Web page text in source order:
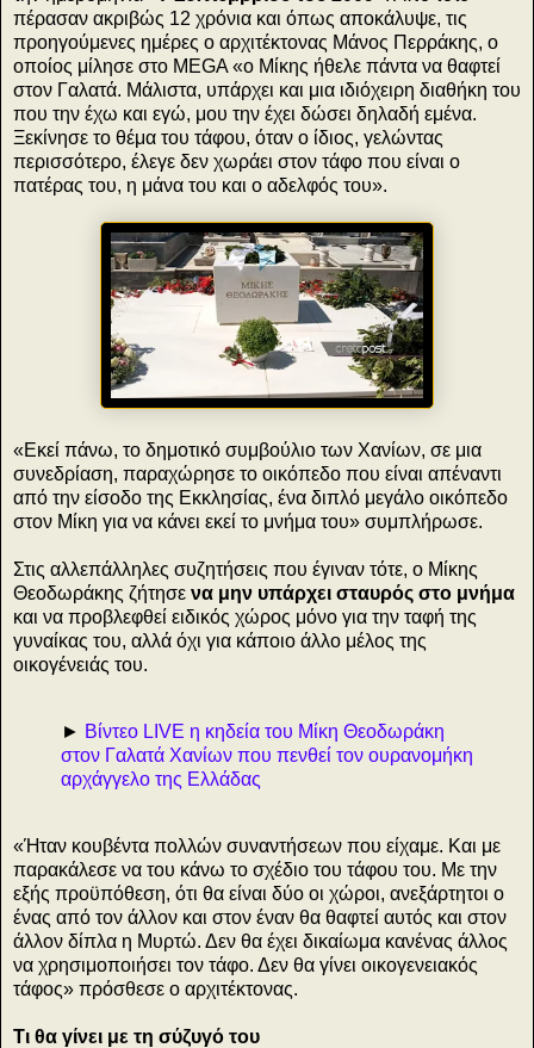
πέρασαν ακριβώς 12 χρόνια και όπως αποκάλυψε, τις
προηγούμενες ημέρες ο αρχιτέκτονας Μάνος Περράκης, ο
οποίος μίλησε στο MEGA «ο Μίκης ήθελε πάντα να θαφτεί
στον Γαλατά. Μάλιστα, υπάρχει και μια ιδιόχειρη διαθήκη του
που την έχω και εγώ, μου την έχει δώσει δηλαδή εμένα.
Ξεκίνησε το θέμα του τάφου, όταν ο ίδιος, γελώντας
περισσότερο, έλεγε δεν χωράει στον τάφο που είναι ο
πατέρας του, η μάνα του και ο αδελφός του».
«Εκεί πάνω, το δημοτικό συμβούλιο των Χανίων, σε μια
συνεδρίαση, παραχώρησε το οικόπεδο που είναι απέναντι
από την είσοδο της Εκκλησίας, ένα διπλό μεγάλο οικόπεδο
στον Μίκη για να κάνει εκεί το μνήμα του» συμπλήρωσε.
Στις αλλεπάλληλες συζητήσεις που έγιναν τότε, ο Μίκης
Θεοδωράκης ζήτησε να μην υπάρχει σταυρός στο μνήμα
και να προβλεφθεί ειδικός χώρος μόνο για την ταφή της
γυναίκας του, αλλά όχι για κάποιο άλλο μέλος της
οικογένειάς του.
► Βίντεο LIVE η κηδεία του Μίκη Θεοδωράκη
στον Γαλατά Χανίων που πενθεί τον ουρανομήκη
αρχάγγελο της Ελλάδας
«Ήταν κουβέντα πολλών συναντήσεων που είχαμε. Και με
παρακάλεσε να του κάνω το σχέδιο του τάφου του. Με την
εξής προϋπόθεση, ότι θα είναι δύο οι χώροι, ανεξάρτητοι ο
ένας από τον άλλον και στον έναν θα θαφτεί αυτός και στον
άλλον δίπλα η Μυρτώ. Δεν θα έχει δικαίωμα κανένας άλλος
να χρησιμοποιήσει τον τάφο. Δεν θα γίνει οικογενειακός
τάφος» πρόσθεσε ο αρχιτέκτονας.
Τι θα γίνει με τη σύζυγό του